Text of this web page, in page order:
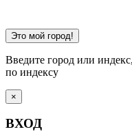
Это мой город!
Введите город или
по индексу
×
ВХОД